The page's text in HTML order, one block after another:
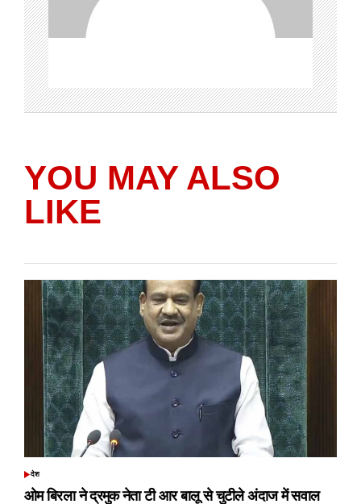
YOU MAY ALSO
LIKE
POSTED
देश
ओम बिरला ने द्रमुक नेता टी आर बालू से चुटीले अंदाज में सवाल